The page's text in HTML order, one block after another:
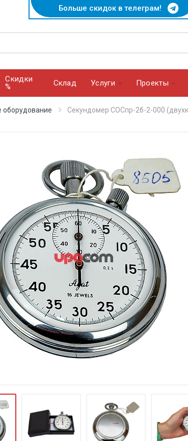
Больше скидок в телеграм!
Скидки
%
Cклад Услуги Проекты
оборудование Секундомер СОСпр-2б-2-000